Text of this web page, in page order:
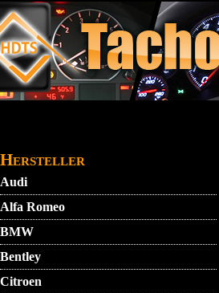
Direkt zum Inhalt
Hersteller
Audi
Alfa Romeo
BMW
Bentley
Citroen